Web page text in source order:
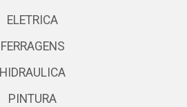
ELETRICA
FERRAGENS
HIDRAULICA
PINTURA